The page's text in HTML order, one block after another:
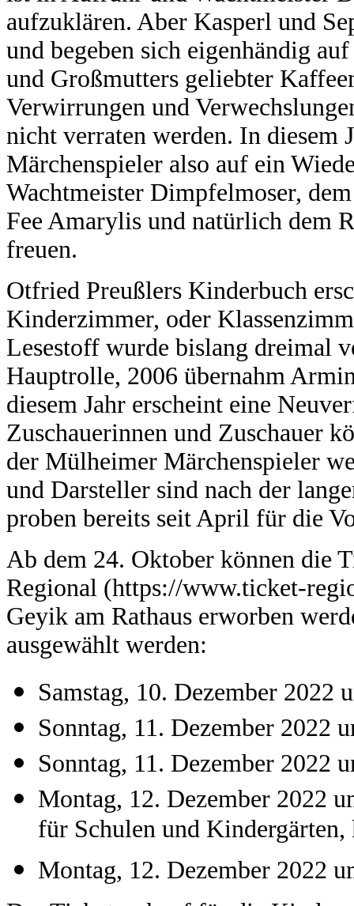
aufzuklären. Aber Kasperl und
und begeben sich eigenhändig
und Großmutters geliebter
Verwirrungen und
nicht verraten werden. In diesem
Märchenspieler also auf ein
Wachtmeister Dimpfelmoser,
Fee Amarylis und natürlich dem
freuen.
Otfried Preußlers Kinderbuch
Kinderzimmer, oder
Lesestoff wurde bislang dreimal
Hauptrolle, 2006 übernahm
diesem Jahr erscheint eine
Zuschauerinnen und Zuschauer
der Mülheimer Märchenspieler
und Darsteller sind nach der
proben bereits seit April für die
Ab dem 24. Oktober können die
Regional (https://www.ticket-
Geyik am Rathaus erworben
ausgewählt werden:
Samstag, 10. Dezember 2022
Sonntag, 11. Dezember 2022
Sonntag, 11. Dezember 2022
Montag, 12. Dezember 2022
für Schulen und
Montag, 12. Dezember 2022